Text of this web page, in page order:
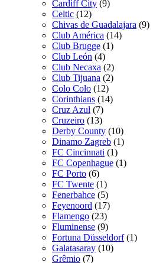
Cardiff City (9)
Celtic (12)
Chivas de Guadalajara (9)
Club América (14)
Club Brugge (1)
Club León (4)
Club Necaxa (2)
Club Tijuana (2)
Colo Colo (12)
Corinthians (14)
Cruz Azul (7)
Cruzeiro (13)
Derby County (10)
Dinamo Zagreb (1)
FC Cincinnati (1)
FC Copenhague (1)
FC Porto (6)
FC Twente (1)
Fenerbahce (5)
Feyenoord (17)
Flamengo (23)
Fluminense (9)
Fortuna Düsseldorf (1)
Galatasaray (10)
Grêmio (7)